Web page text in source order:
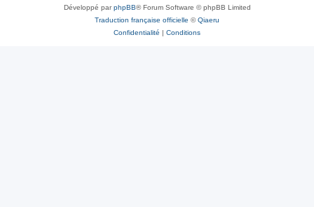
Développé parphpBB® Forum Software © phpBB Limited
Traduction française officielle ©Qiaeru
Confidentialité | Conditions